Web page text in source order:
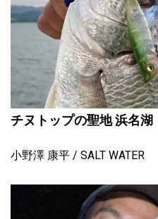
チヌトップの聖地 浜名湖
小野澤 康平 SALT WATER